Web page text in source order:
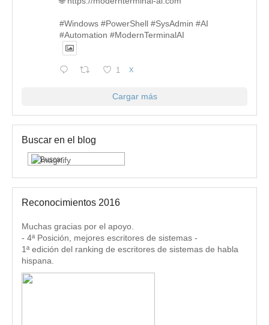
#Windows #PowerShell #SysAdmin #AI
#Automation #ModernTerminalAI
1 X
Cargar más
Buscar en el blog
Reconocimientos 2016
Muchas gracias por el apoyo.
- 4ª Posición, mejores escritores de sistemas -
1ª edición del ranking de escritores de sistemas de habla
hispana.